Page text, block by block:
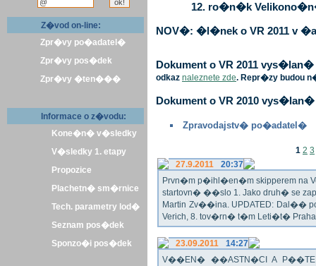
Z�vod on-line:
Zpr�vy po�adatel�
Zpr�vy pos�dek
Zpr�vy �ten���
Informace o z�vodu:
Kone�n� v�sledky
V�sledky 1. etapy
Propozice
Plachetn� sm�rnice
Tech. parametry lod�
Seznam pos�dek
Sponzo�i pos�dek
12. ro�n�k
NOV�: �l�nek o VR 2011 v
Dokument o VR 2011
odkaz naleznete zde. Repr�zy budou
Dokument o VR 2010
Zpravodajstv� po�adatel�
1 2 3
27.9.2011
20:37
Prvn�m p�ihl�en�m skipperem na
startovn� ��slo 1. Jako druh� se
Martin Zv��ina. UPDATED: Dal��
Verich, 8. tov�rn� t�m Leti�t� Praha
23.09.2011
14:27
V��EN� ��ASTN�CI A